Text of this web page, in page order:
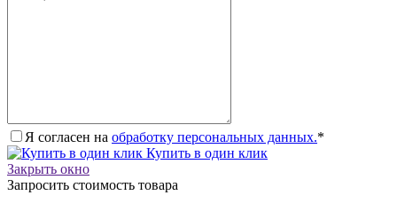
Я согласен на обработку персональных данных.*
Купить в один клик
Закрыть окно
Запросить стоимость товара